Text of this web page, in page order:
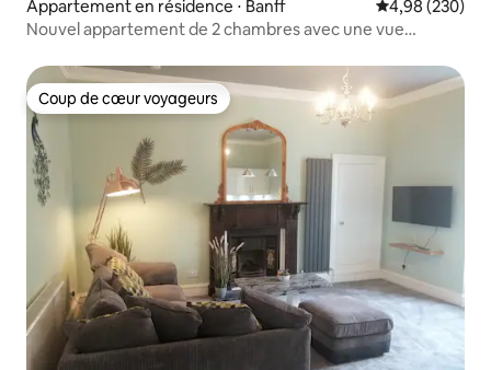
Appartement en résidence ⋅ Banff Évaluation
4,98 (230)
Nouvel appartement de 2 chambres avec une vue
Coup de cœur voyageurs
Coup de cœur voyageurs